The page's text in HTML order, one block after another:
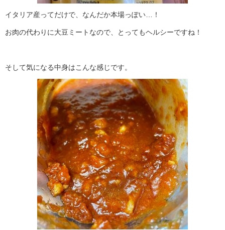
イタリア産ってだけで、なんだか本場っぽい…！
お肉の代わりに大豆ミートなので、とってもヘルシーですね！
そして気になる中身はこんな感じです。